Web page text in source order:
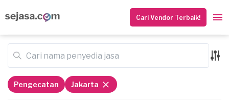
Cari Vendor Terbaik!
Pengecatan Jakarta